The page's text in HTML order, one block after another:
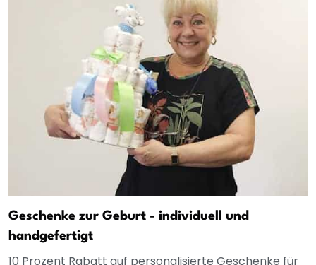
Geschenke zur Geburt - individuell und
handgefertigt
10 Prozent Rabatt auf personalisierte Geschenke für